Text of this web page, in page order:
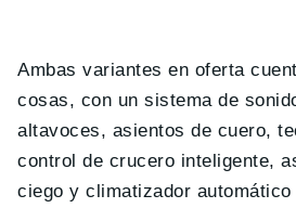
Ambas variantes en oferta
cosas, con un sistema de
altavoces, asientos de cuero,
control de crucero inteligente,
ciego y climatizador